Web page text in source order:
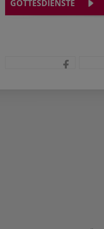
GOTTESDIENSTE